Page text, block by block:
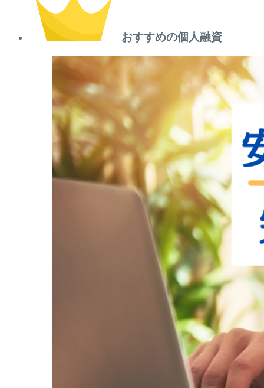
おすすめの個人融資